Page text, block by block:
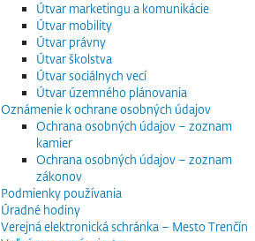
Útvar marketingu a komunikácie
Útvar mobility
Útvar právny
Útvar školstva
Útvar sociálnych vecí
Útvar územného plánovania
Oznámenie k ochrane osobných údajov
Ochrana osobných údajov – zoznam
kamier
Ochrana osobných údajov – zoznam
zákonov
Podmienky používania
Úradné hodiny
Verejná elektronická schránka – Mesto Trenčín